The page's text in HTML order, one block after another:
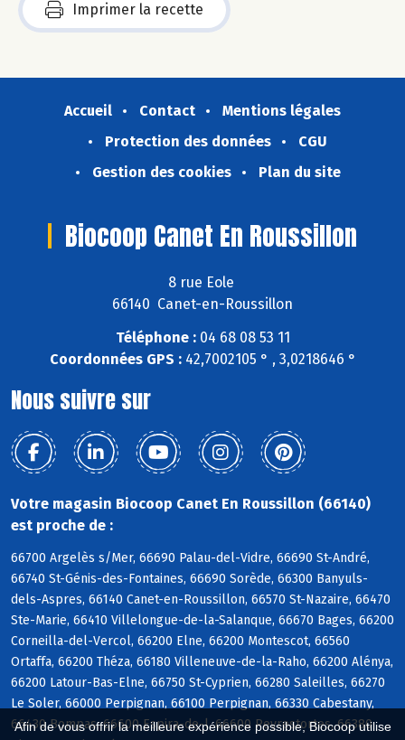
Afin de vous offrir la meilleure expérience possible, Biocoop utilise
Imprimer la recette
Accueil Contact
Mentions légales
Protection des données
CGU
Gestion des cookies
Plan du site
Biocoop Canet En Roussillon
8 rue Eole
66140 Canet-en-Roussillon
Téléphone :04 68 08 53 11
Coordonnées GPS :42,7002105 ° , 3,0218646 °
Nous suivre sur
Votre magasin Biocoop Canet En Roussillon (66140)
est proche de :
66700 Argelès s/Mer, 66690 Palau-del-Vidre, 66690 St-André,
66740 St-Génis-des-Fontaines, 66690 Sorède, 66300 Banyuls-
dels-Aspres, 66140 Canet-en-Roussillon, 66570 St-Nazaire, 66470
Ste-Marie, 66410 Villelongue-de-la-Salanque, 66670 Bages, 66200
Corneilla-del-Vercol, 66200 Elne, 66200 Montescot, 66560
Ortaffa, 66200 Théza, 66180 Villeneuve-de-la-Raho, 66200 Alénya,
66200 Latour-Bas-Elne, 66750 St-Cyprien, 66280 Saleilles, 66270
Le Soler, 66000 Perpignan, 66100 Perpignan, 66330 Cabestany,
66430 Bompas, 66600 Espira-de-l, 66600 Peyrestortes, 66380